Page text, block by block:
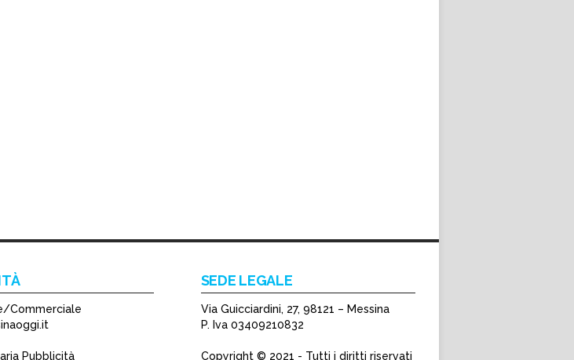
Commerciale
Pubblicità
SEDE LEGALE
Via Guicciardini, 27, 98121 – Messina
P. Iva 03409210832
Copyright © 2021 - Tutti i diritti riservati